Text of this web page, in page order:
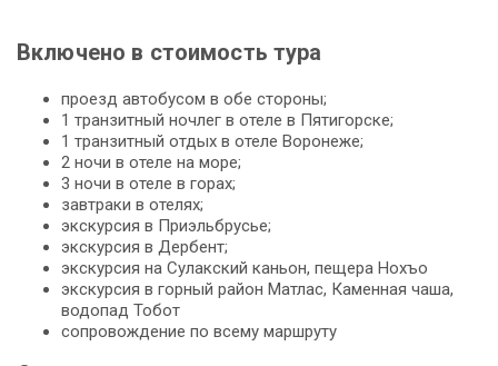
Включено в стоимость тура
проезд автобусом в обе стороны;
1 транзитный ночлег в отеле в Пятигорске;
1 транзитный отдых в отеле Воронеже;
2 ночи в отеле на море;
3 ночи в отеле в горах;
завтраки в отелях;
экскурсия в Приэльбрусье;
экскурсия в Дербент;
экскурсия на Сулакский каньон, пещера Нохъо
экскурсия в горный район Матлас, Каменная чаша,
водопад Тобот
сопровождение по всему маршруту